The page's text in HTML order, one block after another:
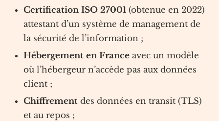
Certification ISO 27001 (obtenue en 2022)
attestant d’un système de management de
la sécurité de l’information ;
Hébergement en France avec un modèle
où l’hébergeur n’accède pas aux données
client ;
Chiffrement des données en transit (TLS)
et au repos ;